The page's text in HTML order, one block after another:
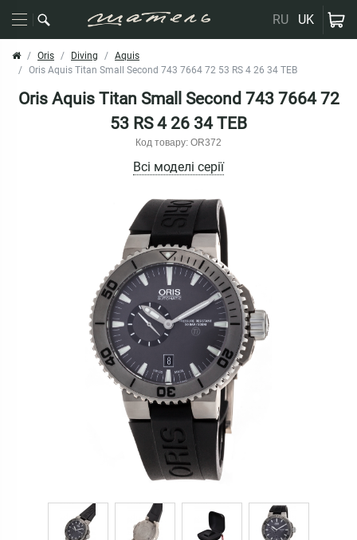
RU UK
Oris Diving
Aquis
Oris Aquis Titan Small Second 743 7664 72 53 RS 4 26 34 TEB
Oris Aquis Titan Small Second 743 7664 72
53 RS 4 26 34 TEB
Код товару: OR372
Всі моделі серії